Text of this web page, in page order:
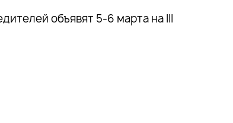
объявят 5-6 марта на III